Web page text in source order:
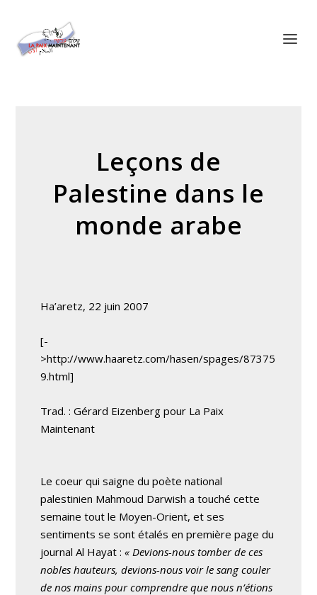
Leçons de
Palestine dans le
monde arabe
Ha’aretz, 22 juin 2007
[-
>http://www.haaretz.com/hasen/spages/87375
9.html]
Trad. : Gérard Eizenberg pour La Paix
Maintenant
Le coeur qui saigne du poète national
palestinien Mahmoud Darwish a touché cette
semaine tout le Moyen-Orient, et ses
sentiments se sont étalés en première page du
journal Al Hayat :« Devions-nous tomber de ces
nobles hauteurs, devions-nous voir le sang couler
de nos mains pour comprendre que nous n’étions